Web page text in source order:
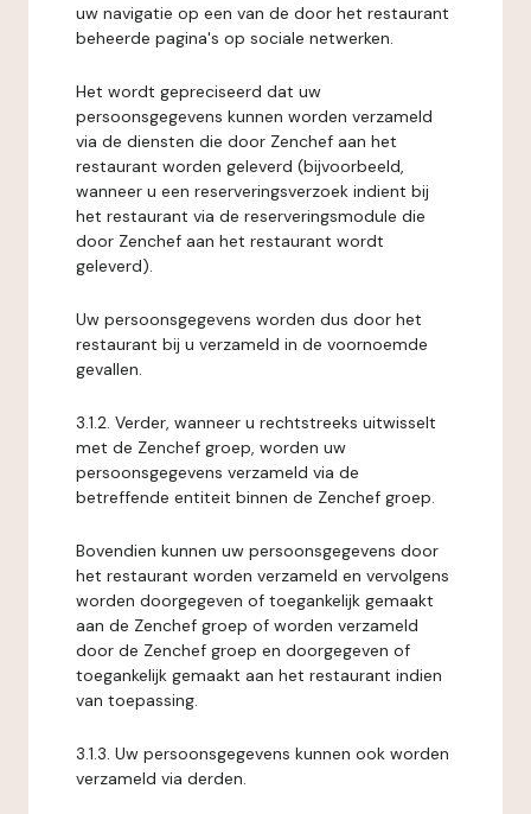
uw navigatie op een van de door het restaurant
beheerde pagina's op sociale netwerken.
Het wordt gepreciseerd dat uw
persoonsgegevens kunnen worden verzameld
via de diensten die door Zenchef aan het
restaurant worden geleverd (bijvoorbeeld,
wanneer u een reserveringsverzoek indient bij
het restaurant via de reserveringsmodule die
door Zenchef aan het restaurant wordt
geleverd).
Uw persoonsgegevens worden dus door het
restaurant bij u verzameld in de voornoemde
gevallen.
3.1.2. Verder, wanneer u rechtstreeks uitwisselt
met de Zenchef groep, worden uw
persoonsgegevens verzameld via de
betreffende entiteit binnen de Zenchef groep.
Bovendien kunnen uw persoonsgegevens door
het restaurant worden verzameld en vervolgens
worden doorgegeven of toegankelijk gemaakt
aan de Zenchef groep of worden verzameld
door de Zenchef groep en doorgegeven of
toegankelijk gemaakt aan het restaurant indien
van toepassing.
3.1.3. Uw persoonsgegevens kunnen ook worden
verzameld via derden.